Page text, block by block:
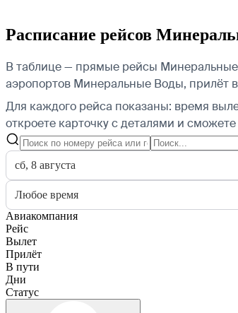
Расписание рейсов
В таблице — прямые рейсы
аэропортов Минеральные Воды, прилёт
Для каждого рейса показаны: время
откроете карточку с деталями и
сб, 8 августа
Любое время
Авиакомпания
Рейс
Вылет
Прилёт
В пути
Дни
Статус